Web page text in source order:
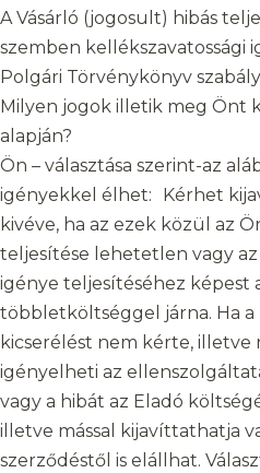
A Vásárló (jogosult) hibás
szemben kellékszavatossági
Polgári Törvénykönyv
Milyen jogok illetik meg Önt
alapján?
Ön – választása szerint-az
igényekkel élhet: Kérhet
kivéve, ha az ezek közül az
teljesítése lehetetlen vagy az
igénye teljesítéséhez képest
többletköltséggel járna. Ha a
kicserélést nem kérte,
igényelheti az
vagy a hibát az Eladó
illetve mással kijavíttathatja
szerződéstől is elállhat.